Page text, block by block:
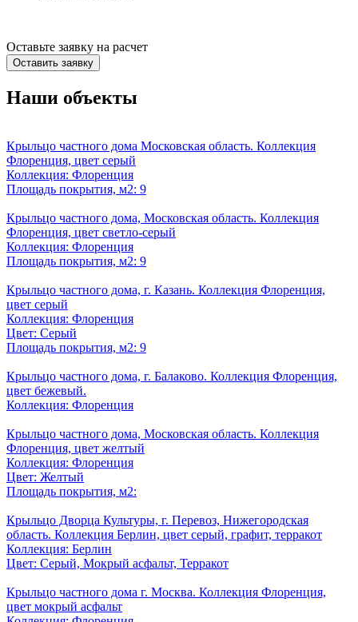
Оставьте заявку на расчет
Оставить заявку
Наши объекты
Крыльцо частного дома Московская область. Коллекция
Флоренция, цвет серый
Коллекция: Флоренция
Площадь покрытия, м2: 9
Крыльцо частного дома, Московская область. Коллекция
Флоренция, цвет светло-серый
Коллекция: Флоренция
Площадь покрытия, м2: 9
Крыльцо частного дома, г. Казань. Коллекция Флоренция,
цвет серый
Коллекция: Флоренция
Цвет: Серый
Площадь покрытия, м2: 9
Крыльцо частного дома, г. Балаково. Коллекция Флоренция,
цвет бежевый.
Коллекция: Флоренция
Крыльцо частного дома, Московская область. Коллекция
Флоренция, цвет желтый
Коллекция: Флоренция
Цвет: Желтый
Площадь покрытия, м2:
Крыльцо Дворца Культуры, г. Перевоз, Нижегородская
область. Коллекция Берлин, цвет серый, графит, терракот
Коллекция: Берлин
Цвет: Серый, Мокрый асфальт, Терракот
Крыльцо частного дома г. Москва. Коллекция Флоренция,
цвет мокрый асфальт